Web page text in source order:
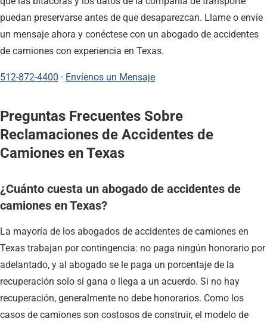
puedan preservarse antes de que desaparezcan. Llame o envíe
un mensaje ahora y conéctese con un abogado de accidentes
de camiones con experiencia en Texas.
512-872-4400 · Envíenos un Mensaje
Preguntas Frecuentes Sobre
Reclamaciones de Accidentes de
Camiones en Texas
¿Cuánto cuesta un abogado de accidentes de
camiones en Texas?
La mayoría de los abogados de accidentes de camiones en
Texas trabajan por contingencia: no paga ningún honorario por
adelantado, y al abogado se le paga un porcentaje de la
recuperación solo si gana o llega a un acuerdo. Si no hay
recuperación, generalmente no debe honorarios. Como los
casos de camiones son costosos de construir, el modelo de